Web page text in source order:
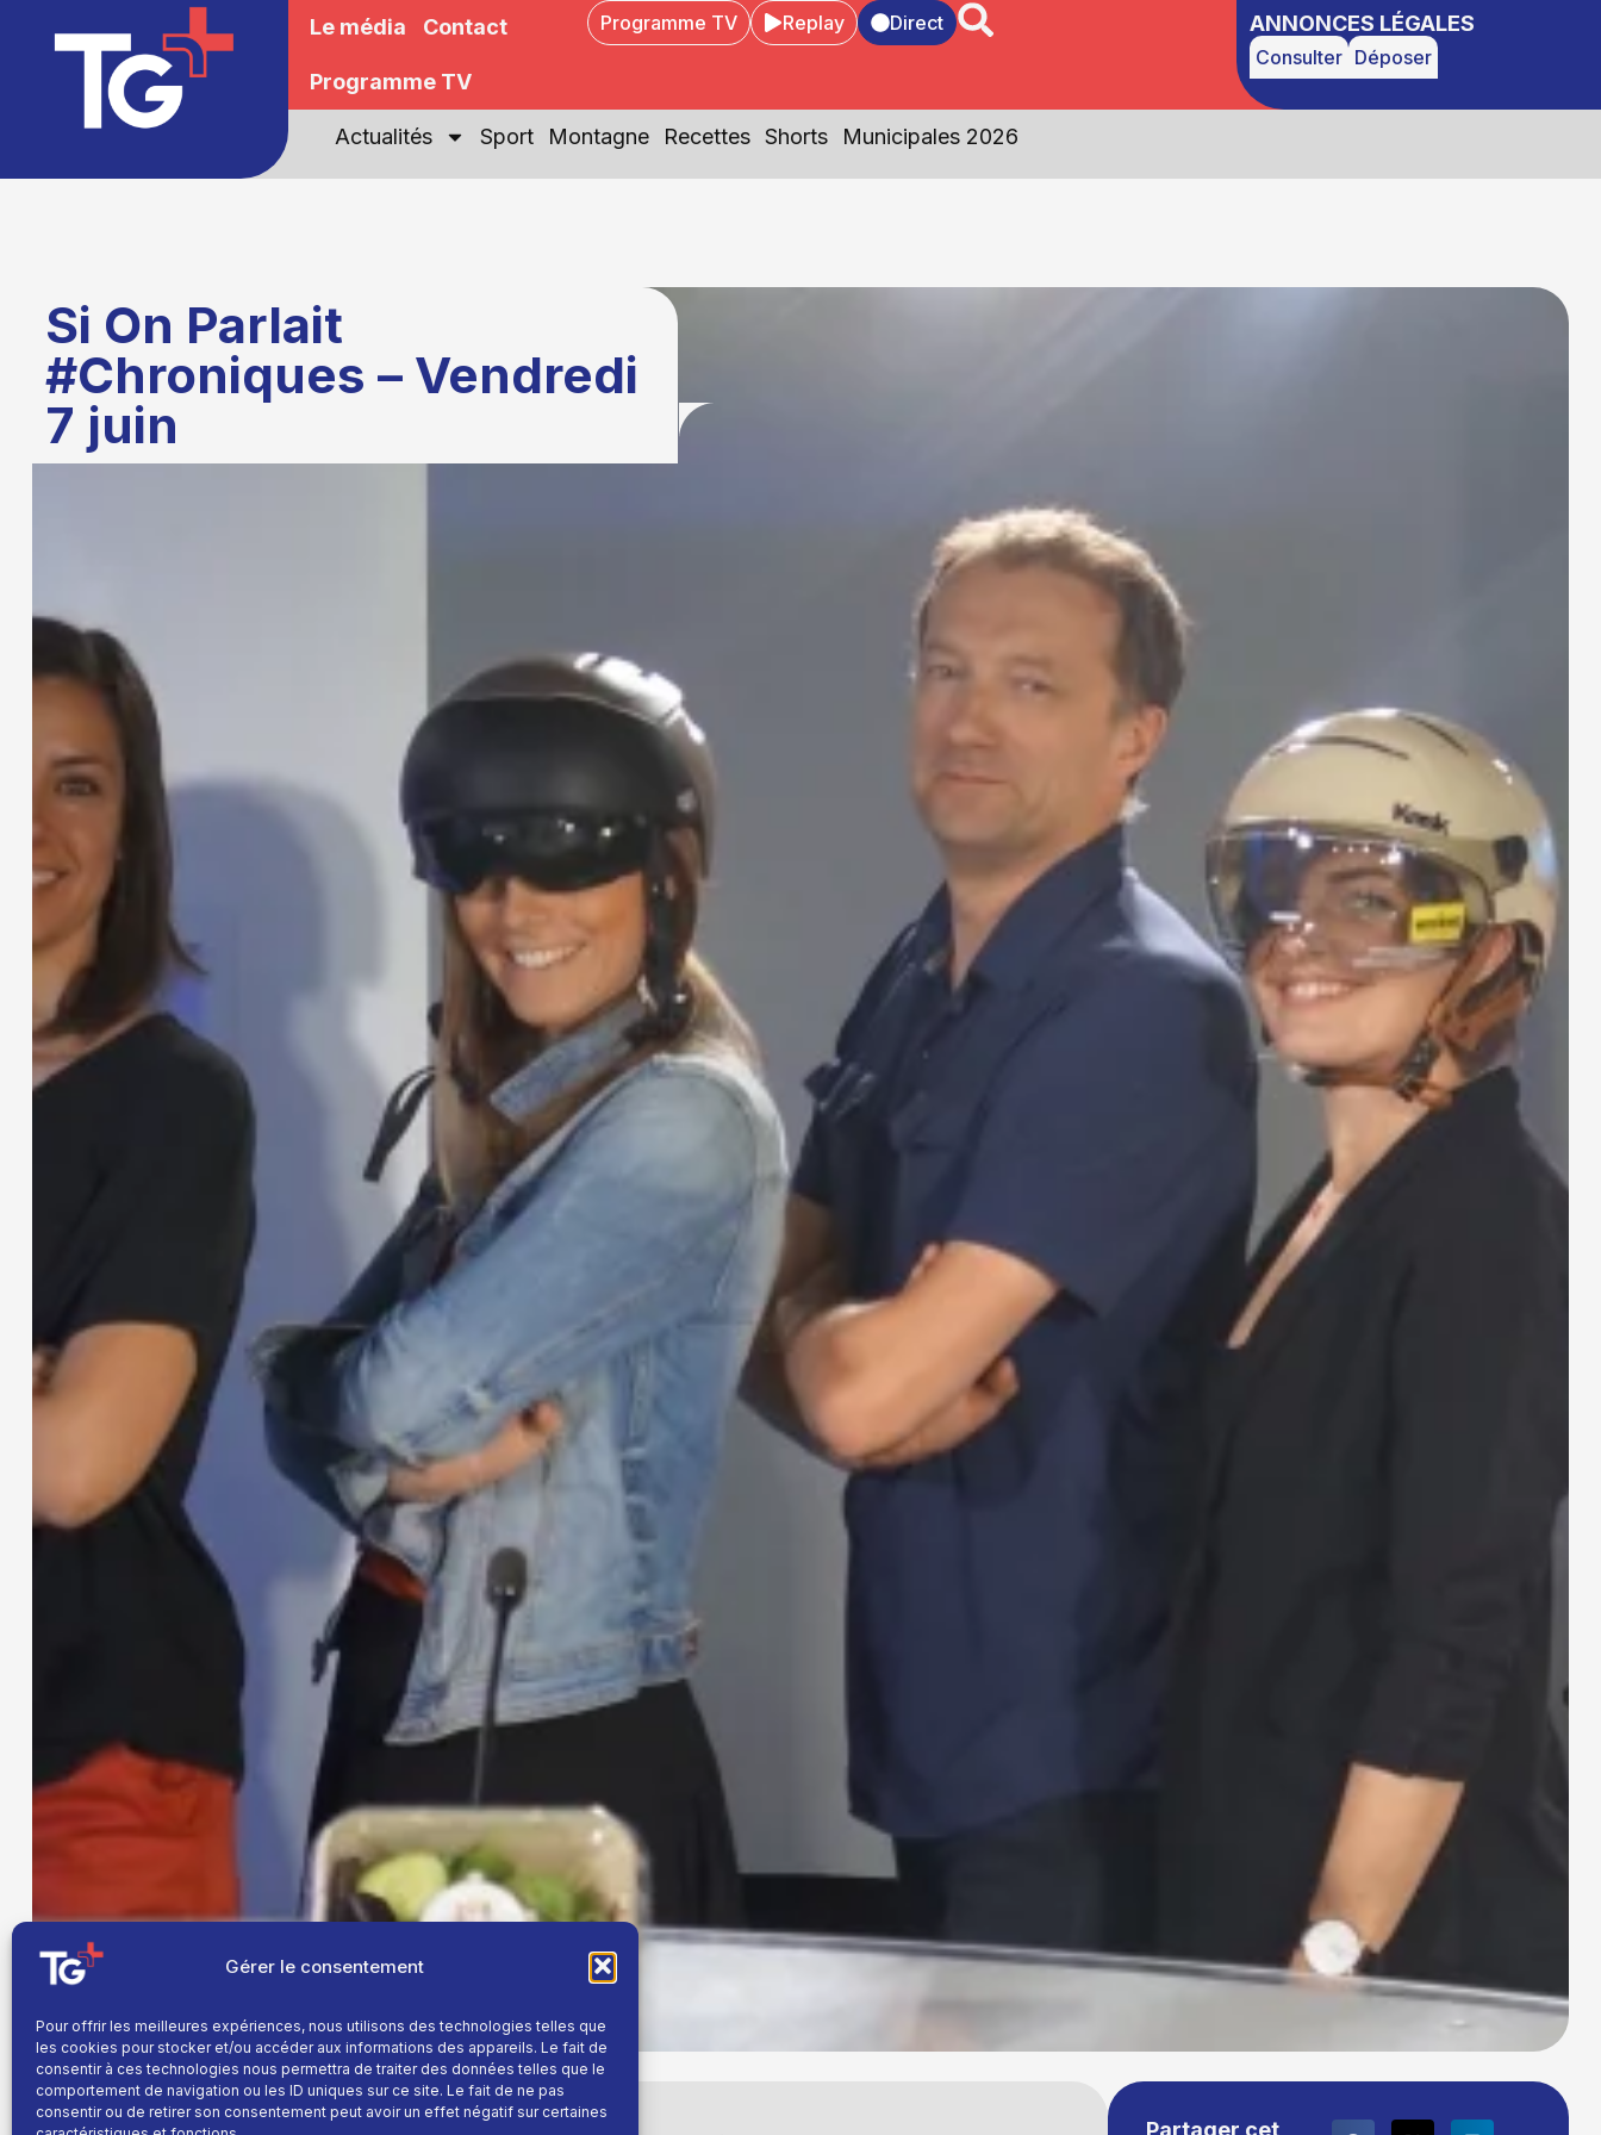
Gérer le consentement
Pour offrir les meilleures expériences, nous utilisons des technologies telles que
les cookies pour stocker et/ou accéder aux informations des appareils. Le fait de
consentir à ces technologies nous permettra de traiter des données telles que le
comportement de navigation ou les ID uniques sur ce site. Le fait de ne pas
consentir ou de retirer son consentement peut avoir un effet négatif sur certaines
Le média Contact
Programme TV
Programme TV Replay Direct ANNONCES LÉGALES
Consulter Déposer
Actualités Sport Montagne Recettes Shorts Municipales 2026
Si On Parlait
#Chroniques – Vendredi
7 juin